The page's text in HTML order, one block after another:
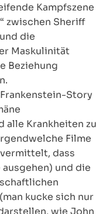
Kampfszene
zwischen Sheriff
die
Maskulinität
Beziehung
Story
alle Krankheiten zu
Filme
dass
und die
kucke sich nur
wie John